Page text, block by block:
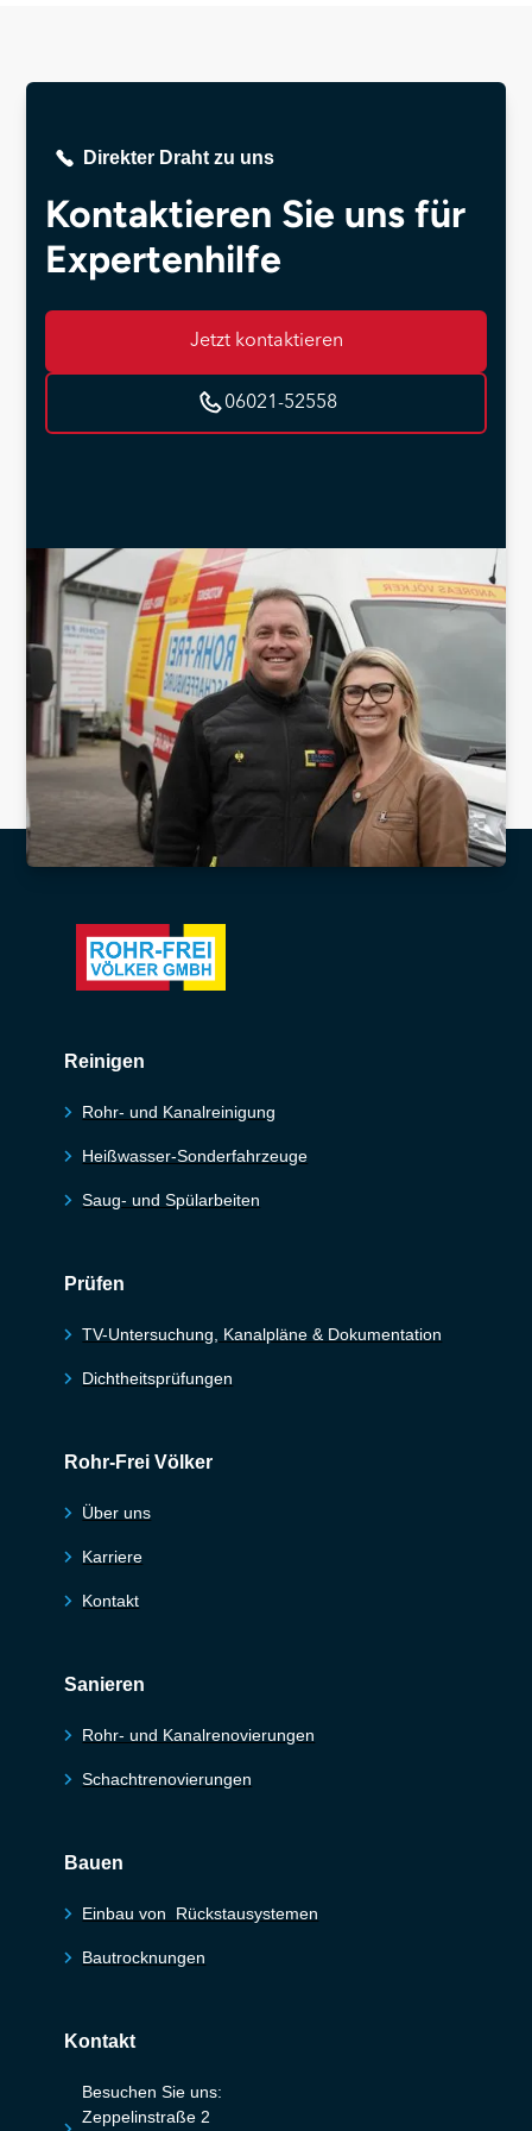
anzubieten, die deren individuelle Anforderungen
Direkter Draht zu uns
Kontaktieren Sie uns für
Expertenhilfe
Jetzt kontaktieren
06021-52558
Reinigen
Rohr- und Kanalreinigung
Heißwasser-Sonderfahrzeuge
Saug- und Spülarbeiten
Prüfen
TV-Untersuchung, Kanalpläne & Dokumentation
Dichtheitsprüfungen
Rohr-Frei Völker
Über uns
Karriere
Kontakt
Sanieren
Rohr- und Kanalrenovierungen
Schachtrenovierungen
Bauen
Einbau von Rückstausystemen
Bautrocknungen
Kontakt
Besuchen Sie uns:
Zeppelinstraße 2